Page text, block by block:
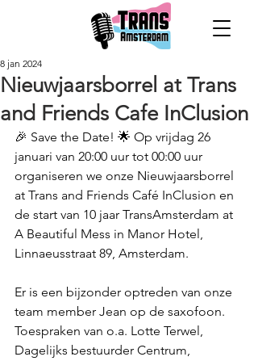
Nieuwjaarsborrel at Trans
and Friends Cafe InClusion
8 jan 2024
🎉 Save the Date! 🌟 Op vrijdag 26
januari van 20:00 uur tot 00:00 uur
organiseren we onze Nieuwjaarsborrel
at Trans and Friends Café InClusion en
de start van 10 jaar TransAmsterdam at
A Beautiful Mess in Manor Hotel,
Linnaeusstraat 89, Amsterdam.
Er is een bijzonder optreden van onze
team member Jean op de saxofoon.
Toespraken van o.a. Lotte Terwel,
Dagelijks bestuurder Centrum,